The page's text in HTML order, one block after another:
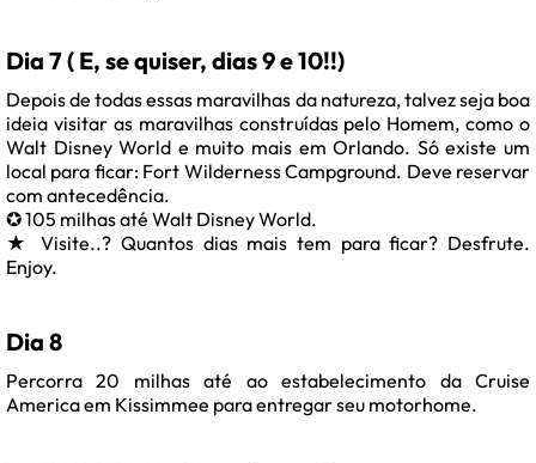
Dia 7 ( E, se quiser, dias 9 e 10!!)
Depois de todas essas maravilhas da natureza, talvez seja boa
ideia visitar as maravilhas construídas pelo Homem, como o
Walt Disney World e muito mais em Orlando. Só existe um
local para ficar: Fort Wilderness Campground. Deve reservar
com antecedência.
✪ 105 milhas até Walt Disney World.
★ Visite..? Quantos dias mais tem para ficar? Desfrute.
Enjoy.
Dia 8
Percorra 20 milhas até ao estabelecimento da Cruise
America em Kissimmee para entregar seu motorhome.